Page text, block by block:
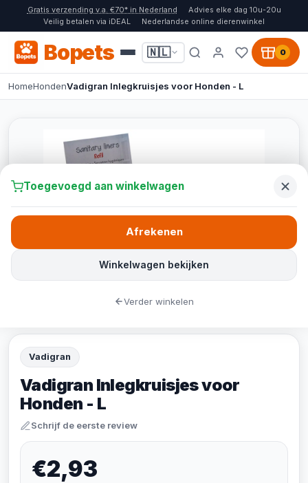
Gratis verzending v.a. €70* in Nederland
Advies elke dag 10u-20u
Veilig betalen via iDEAL
Nederlandse online dierenwinkel
Bopets 🇳🇱 0
HomeHondenVadigran Inlegkruisjes voor Honden - L
Vadigran
Vadigran Inlegkruisjes voor
Honden - L
Schrijf de eerste review
€2,93
Toegevoegd aan winkelwagen
Winkelwagen bekijken
Afrekenen
Verder winkelen